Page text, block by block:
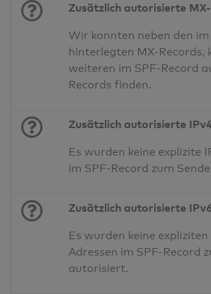
Zusätzlich autorisierte
Wir konnten neben den im
hinterlegten MX-Records,
weiteren im SPF-Record
Records finden.
Zusätzlich autorisierte
Es wurden keine explizite
im SPF-Record zum
Zusätzlich autorisierte
Es wurden keine expliziten
Adressen im SPF-Record
autorisiert.